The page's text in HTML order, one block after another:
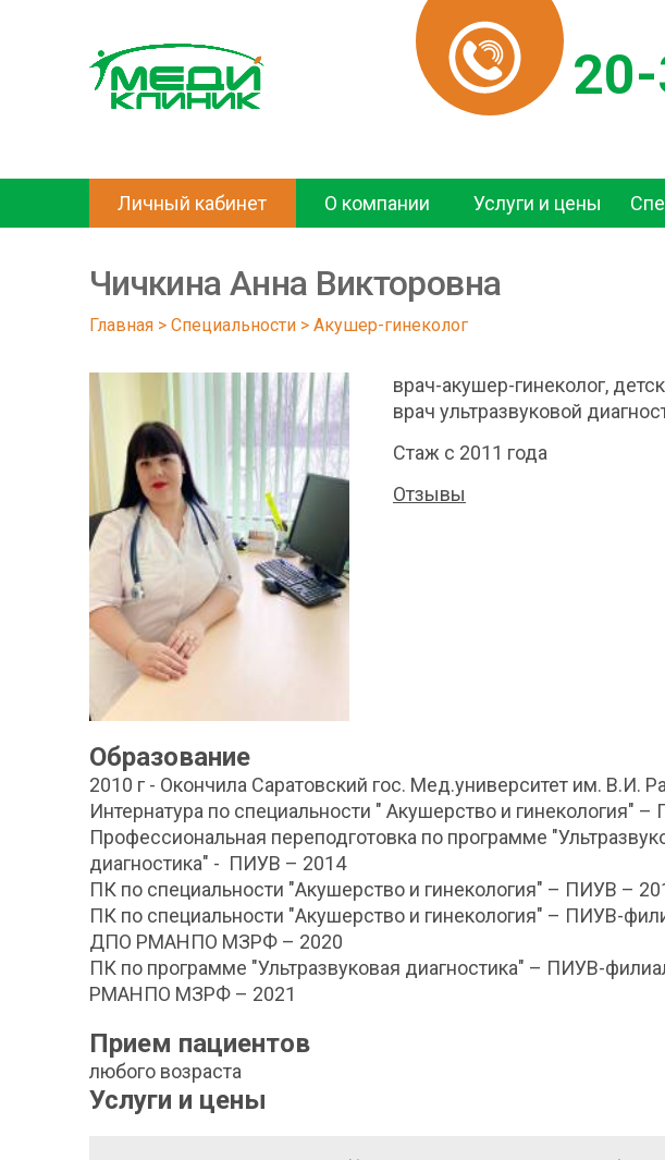
Личный кабинет О компании Услуги и цены
Чичкина Анна Викторовна
Главная > Специальности > Акушер-гинеколог
врач-акушер-гинеколог,
врач ультразвуковой
Стаж с 2011 года
Отзывы
Образование
2010 г - Окончила Саратовский гос. Мед.университет им. В.И.
Интернатура по специальности " Акушерство и гинекология"
Профессиональная переподготовка по программе
диагностика" - ПИУВ – 2014
ПК по специальности "Акушерство и гинекология" – ПИУВ –
ПК по специальности "Акушерство и гинекология" – ПИУВ-
ДПО РМАНПО МЗРФ – 2020
ПК по программе "Ультразвуковая диагностика" – ПИУВ-
РМАНПО МЗРФ – 2021
Прием пациентов
любого возраста
Услуги и цены